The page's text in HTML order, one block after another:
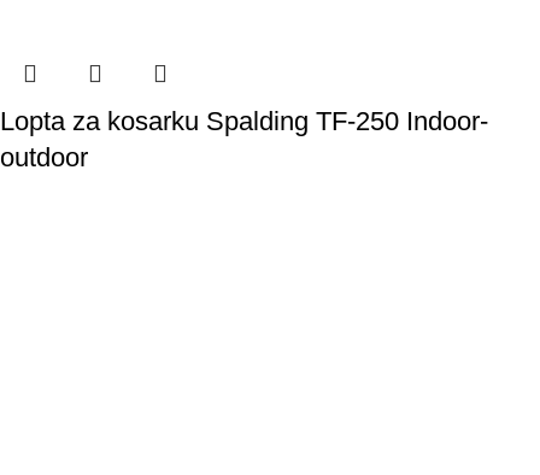
Lopta za kosarku Spalding TF-250 Indoor-
outdoor